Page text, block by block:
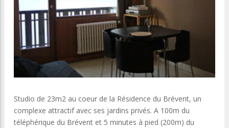
Studio de 23m2 au coeur de la Résidence du Brévent, un
complexe attractif avec ses jardins privés. A 100m du
téléphérique du Brévent et 5 minutes à pied (200m) du